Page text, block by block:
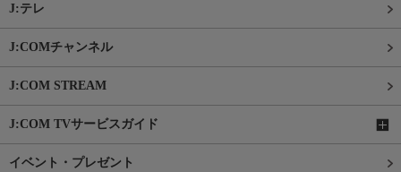
J:テレ
J:COMチャンネル
J:COM STREAM
J:COM TVサービスガイド
イベント・プレゼント